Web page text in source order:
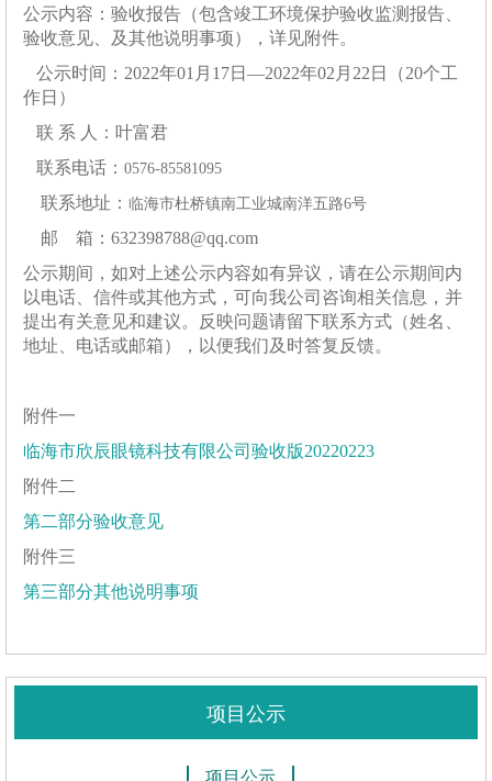
公示内容：验收报告（包含竣工环境保护验收监测报告、
验收意见、
及其他说明事项），详见附件。
公示时间： 2022年01 月 17日 —2022年02 月 22 日（20个工
作日）
联 系 人： 叶富君
联系电话： 0576-85581095
联系地址： 临海市杜桥镇南工业城南洋五路6号
邮 箱： 632398788@qq.com
公示期间，如对上述公示内容如有异议，请在公示期间内
以电话、信件或其他方式，可向我公司咨询相关信息，并
提出有关意见和建议。反映问题请留下联系方式（姓名、
地址、电话或邮箱），以便我们及时答复反馈。
附件一
临海市欣辰眼镜科技有限公司验收版20220223
附件二
第二部分验收意见
附件三
第三部分其他说明事项
项目公示
项目公示